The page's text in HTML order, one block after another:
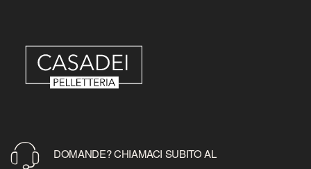
DOMANDE? CHIAMACI SUBITO AL